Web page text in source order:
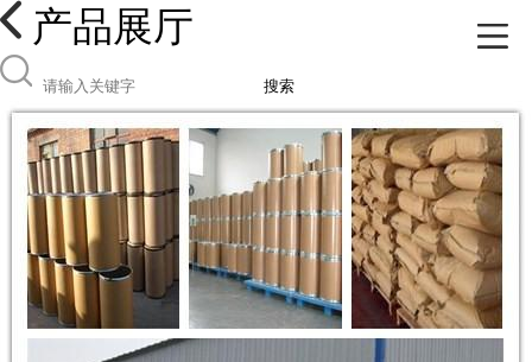
产品展厅
搜索